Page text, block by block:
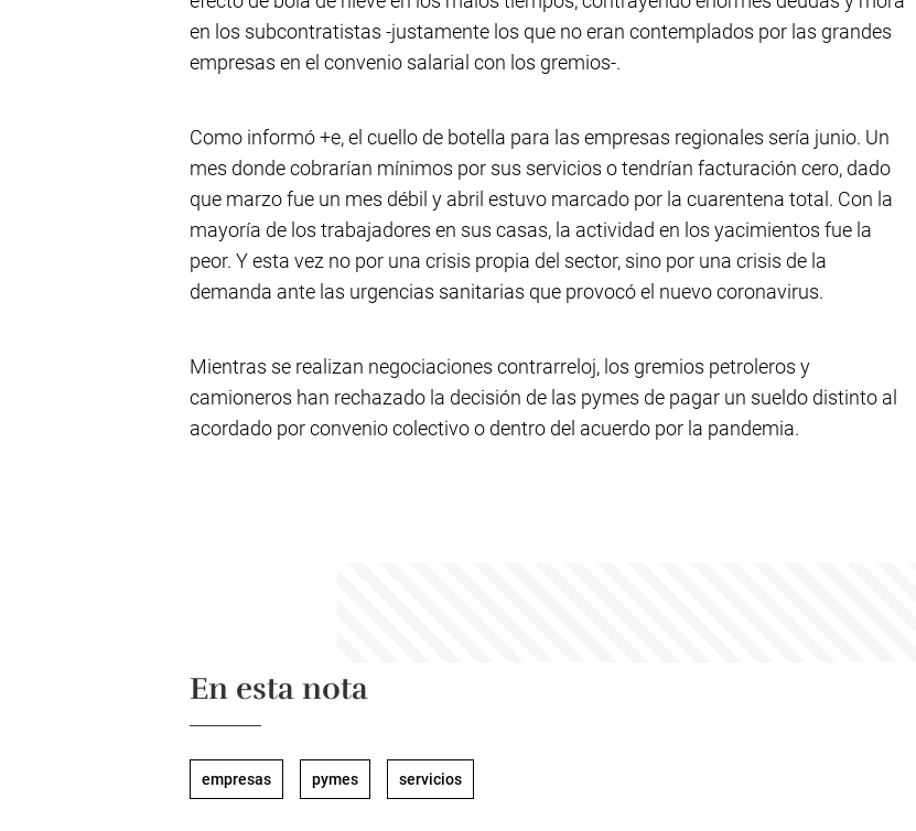
en los subcontratistas -justamente los que no eran contemplados por las grandes
empresas en el convenio salarial con los gremios-.
Como informó +e, el cuello de botella para las empresas regionales sería junio. Un
mes donde cobrarían mínimos por sus servicios o tendrían facturación cero, dado
que marzo fue un mes débil y abril estuvo marcado por la cuarentena total. Con la
mayoría de los trabajadores en sus casas, la actividad en los yacimientos fue la
peor. Y esta vez no por una crisis propia del sector, sino por una crisis de la
demanda ante las urgencias sanitarias que provocó el nuevo coronavirus.
Mientras se realizan negociaciones contrarreloj, los gremios petroleros y
camioneros han rechazado la decisión de las pymes de pagar un sueldo distinto al
acordado por convenio colectivo o dentro del acuerdo por la pandemia.
En esta nota
empresas pymes servicios